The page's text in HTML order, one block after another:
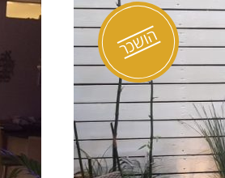
הושכר